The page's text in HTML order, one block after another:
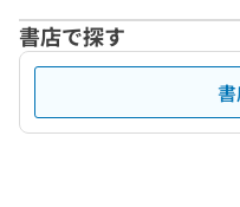
書店で探す